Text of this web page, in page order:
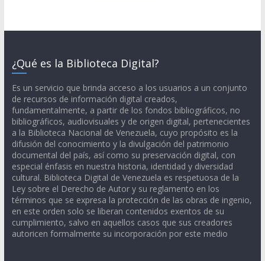
¿Qué es la Biblioteca Digital?
Es un servicio que brinda acceso a los usuarios a un conjunto
de recursos de información digital creados,
fundamentalmente, a partir de los fondos bibliográficos, no
bibliográficos, audiovisuales y de origen digital, pertenecientes
a la Biblioteca Nacional de Venezuela, cuyo propósito es la
difusión del conocimiento y la divulgación del patrimonio
documental del país, así como su preservación digital, con
especial énfasis en nuestra historia, identidad y diversidad
cultural. Biblioteca Digital de Venezuela es respetuosa de la
Ley sobre el Derecho de Autor y su reglamento en los
términos que se expresa la protección de las obras de ingenio,
en este orden solo se liberan contenidos exentos de su
cumplimiento, salvo en aquellos casos que sus creadores
autoricen formalmente su incorporación por este medio